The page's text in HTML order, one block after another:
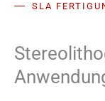
SLA